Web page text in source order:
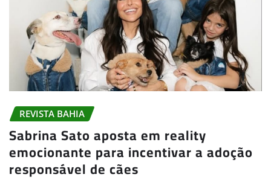
REVISTA BAHIA
Sabrina Sato aposta em reality
emocionante para incentivar a adoção
responsável de cães